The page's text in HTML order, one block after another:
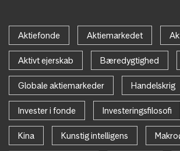
Aktiefonde Aktiemarkedet
Aktivt ejerskab Bæredygtighed
Globale aktiemarkeder Handelskrig
Invester i fonde Investeringsfilosofi
Kina Kunstig intelligens